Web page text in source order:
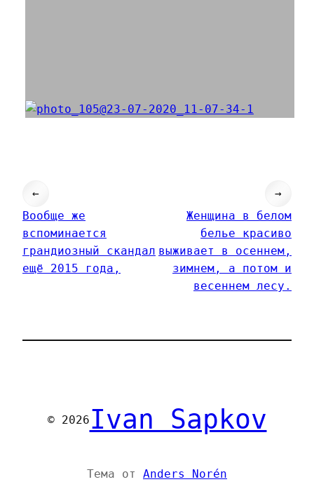
←
Вообще же
вспоминается
грандиозный скандал
ещё 2015 года,
Женщина в белом
белье красиво
выживает в осеннем,
зимнем, а потом и
весеннем лесу.
→
© 2026 Ivan Sapkov
Тема от Anders Norén